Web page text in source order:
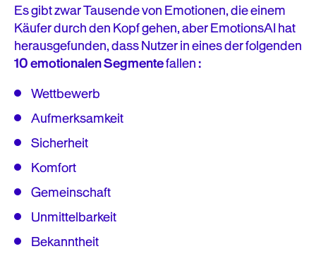
Es gibt zwar Tausende von Emotionen, die einem
Käufer durch den Kopf gehen, aber EmotionsAI hat
herausgefunden, dass Nutzer in eines der folgenden
10 emotionalen Segmentefallen:
Wettbewerb
Aufmerksamkeit
Sicherheit
Komfort
Gemeinschaft
Unmittelbarkeit
Bekanntheit